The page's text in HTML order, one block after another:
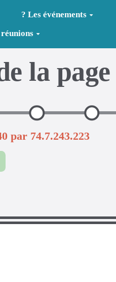
? Les événements
la page
par 74.7.243.223